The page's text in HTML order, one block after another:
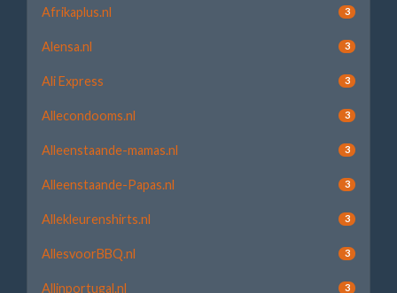
Afrikaplus.nl 3
Alensa.nl 3
Ali Express 3
Allecondooms.nl 3
Alleenstaande-mamas.nl 3
Alleenstaande-Papas.nl 3
Allekleurenshirts.nl 3
AllesvoorBBQ.nl 3
Allinportugal.nl 3